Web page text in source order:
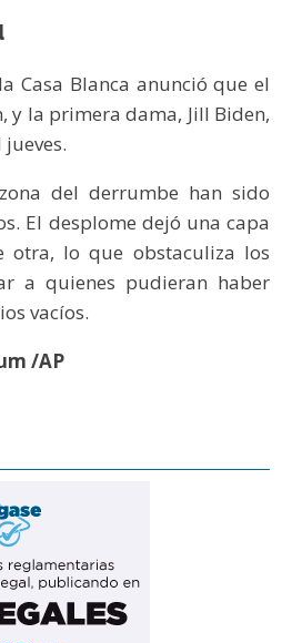
Casa Blanca anunció que el
y la primera dama, Jill Biden,
del derrumbe han sido
El desplome dejó una capa
otra, lo que obstaculiza los
a quienes pudieran haber
vacíos.
/AP